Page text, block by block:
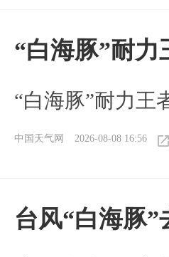
“白海豚”耐
“白海豚”耐力王
中国天气网 2026-08-08 16:56
台风“白海豚”